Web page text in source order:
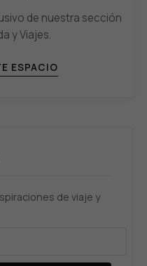
de nuestra sección
y Viajes.
ESPACIO
de viaje y